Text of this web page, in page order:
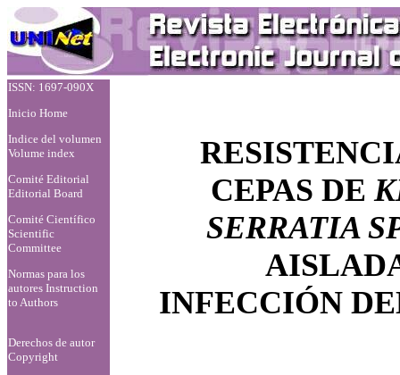
ISSN: 1697-090X
Inicio Home
Indice del volumen
Volume index
Comité Editorial
Editorial Board
Comité Científico
Scientific
Committee
Normas para los
autores Instruction
to Authors
Derechos de autor
Copyright
CEPAS DE
SERRATIA
INFECCIÓN